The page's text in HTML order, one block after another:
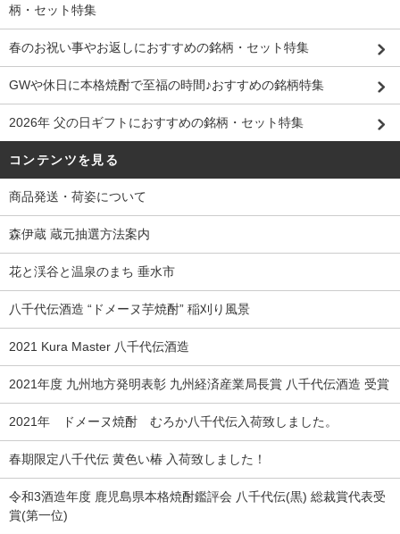
柄・セット特集
春のお祝い事やお返しにおすすめの銘柄・セット特集
GWや休日に本格焼酎で至福の時間♪おすすめの銘柄特集
2026年 父の日ギフトにおすすめの銘柄・セット特集
コンテンツを見る
商品発送・荷姿について
森伊蔵 蔵元抽選方法案内
花と渓谷と温泉のまち 垂水市
八千代伝酒造 “ドメーヌ芋焼酎” 稲刈り風景
2021 Kura Master 八千代伝酒造
2021年度 九州地方発明表彰 九州経済産業局長賞 八千代伝酒造 受賞
2021年 ドメーヌ焼酎 むろか八千代伝入荷致しました。
春期限定八千代伝 黄色い椿 入荷致しました！
令和3酒造年度 鹿児島県本格焼酎鑑評会 八千代伝(黒) 総裁賞代表受
賞(第一位)